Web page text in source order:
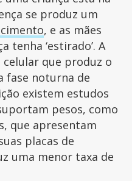
se produz um
, e as mães
tenha ‘estirado’. A
que produz o
fase noturna de
existem estudos
pesos, como
que apresentam
placas de
uma menor taxa de